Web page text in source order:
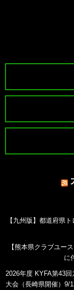
【九州版】都道府県
【熊本県クラブユー
に
2026年度 KYFA第43
大会（長崎県開催）9/